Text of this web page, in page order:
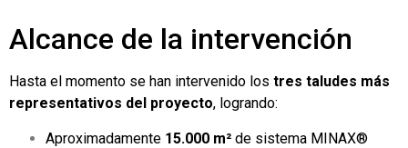
Alcance de la intervención
Hasta el momento se han intervenido los tres taludes más
representativos del proyecto, logrando:
Aproximadamente 15.000 m² de sistema MINAX®